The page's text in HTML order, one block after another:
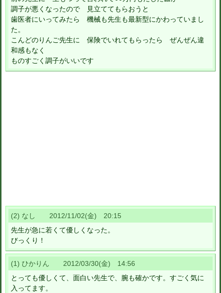
調子が悪くなったので 見立ててもらおうと
歯医者にいってみたら 機械も先生も最新型にかわっていまし
た。
こんどのりんご先生に 保険でいれてもらったら ぜんぜん違
和感もなく
ものすごく調子がいいです
(2) なし 2012/11/02(金) 20:15
先生が急に若くて優しくなった。
びっくり！
(1) ひかりん 2012/03/30(金) 14:56
とっても優しくて、面白い先生で、腕も確かです。すごく気に
入ってます。